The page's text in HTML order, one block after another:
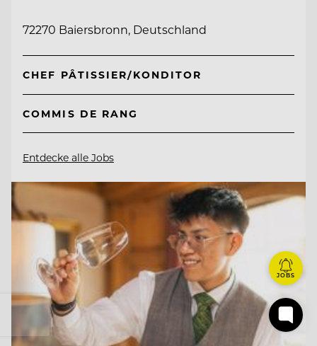
72270 Baiersbronn, Deutschland
CHEF PÂTISSIER/KONDITOR
COMMIS DE RANG
Entdecke alle Jobs
JOBS